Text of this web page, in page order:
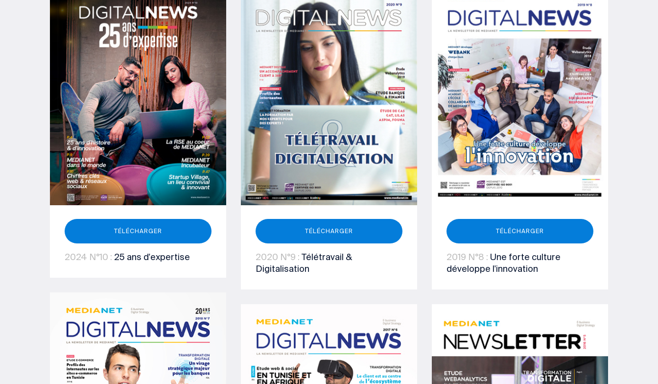
TÉLÉCHARGER
2024 N°10 : 25 ans d'expertise
TÉLÉCHARGER
2020 N°9 : Télétravail &
Digitalisation
TÉLÉCHARGER
2019 N°8 : Une forte culture
développe l'innovation